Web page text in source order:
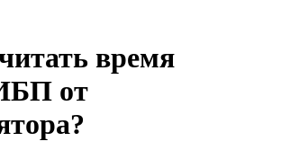
время
от